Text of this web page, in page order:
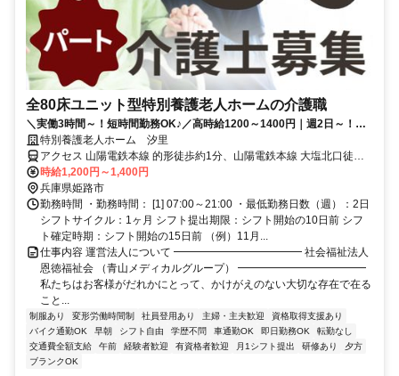
全80床ユニット型特別養護老人ホームの介護職
＼実働3時間～！短時間勤務OK♪／高時給1200～1400円｜週2日～！シ
フト固定相談OK｜車通勤可
特別養護老人ホーム 汐里
アクセス 山陽電鉄本線 的形徒歩約1分、山陽電鉄本線 大塩北口徒歩
約19分、山陽電鉄本線 八家徒歩約28分 【勤務地最寄駅】山陽電鉄本
線「的形」駅より徒歩5分
時給1,200円～1,400円
兵庫県姫路市
勤務時間 ・勤務時間： [1] 07:00～21:00 ・最低勤務日数（週）：2日
シフトサイクル：1ヶ月 シフト提出期限：シフト開始の10日前 シフ
ト確定時期：シフト開始の15日前 （例）11月...
仕事内容 運営法人について ━━━━━━━━━━━━ 社会福祉法人
恩徳福祉会 （青山メディカルグループ） ━━━━━━━━━━━━
私たちはお客様がだれかにとって、かけがえのない大切な存在で在る
こと...
制服あり 変形労働時間制 社員登用あり 主婦・主夫歓迎
資格取得支援あり
バイク通勤OK
早朝 シフト自由 学歴不問 車通勤OK 即日勤務OK
転勤なし
交通費全額支給
午前 経験者歓迎 有資格者歓迎 月1シフト提出 研修あり
夕方
ブランクOK